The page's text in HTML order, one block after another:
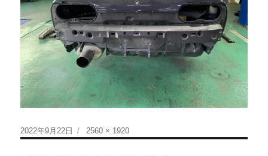
2022年9月22日 2560 × 1920